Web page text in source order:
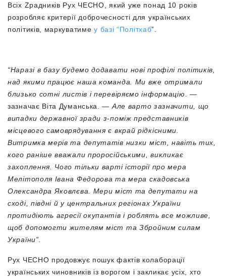
Всіх Zрадників Рух ЧЕСНО, який уже понад 10 років
розробляє критерії доброчесності для українських
політиків, маркуватимеу базі “Політхаб”.
“Наразі в базу будемо додавати нові профілі політиків,
над якими працює наша команда. Ми вже отримали
близько сотні листів і перевіряємо інформацію. —
зазначає Віта Думанська. — Але варто зазначити, що
випадки державної зради з-поміж представників
місцевого самоврядування є вкрай рідкісними.
Витримка мерів та депутатів низки міст, навіть тих,
кого раніше вважали проросійськими, викликає
захоплення. Чого тільки варті історії про мера
Мелітополя Івана Федорова та мера скадовська
Олександра Яковлєва. Мери міст та депутати на
сході, півдні й у центральних регіонах України
протидіють агресії окупантів і роблять все можливе,
щоб допомогти жителям міст та Збройним силам
України”.
Рух ЧЕСНО продовжує пошук фактів колаборації
українських чиновників із ворогом і закликає усіх, хто